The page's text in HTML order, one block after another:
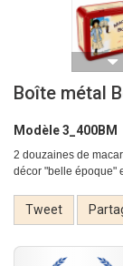
Boîte métal
Modèle3_400BM
2 douzaines de
décor "belle époque"
Tweet